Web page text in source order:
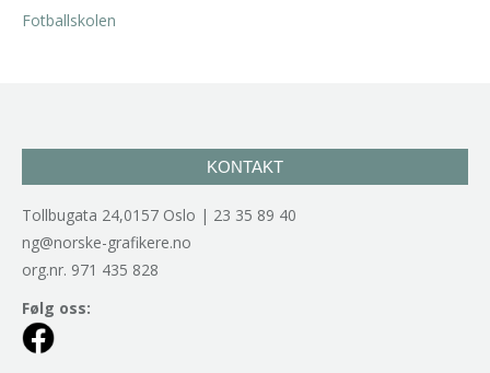
KONTAKT
Tollbugata 24,0157 Oslo | 23 35 89 40
ng@norske-grafikere.no
org.nr. 971 435 828
Følg oss: